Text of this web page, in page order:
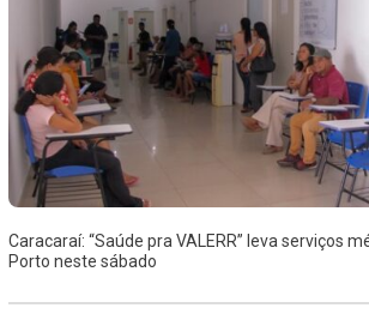
Caracaraí: “Saúde pra VALERR” leva serviços
Porto neste sábado